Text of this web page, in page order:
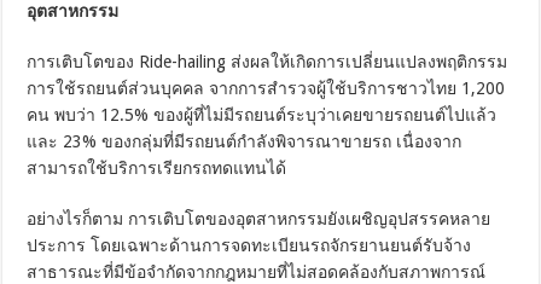
อุตสาหกรรม
การเติบโตของ Ride-hailing ส่งผลให้เกิดการเปลี่ยนแปลงพฤติกรรม
การใช้รถยนต์ส่วนบุคคล จากการสำรวจผู้ใช้บริการชาวไทย 1,200
คน พบว่า 12.5% ของผู้ที่ไม่มีรถยนต์ระบุว่าเคยขายรถยนต์ไปแล้ว
และ 23% ของกลุ่มที่มีรถยนต์กำลังพิจารณาขายรถ เนื่องจาก
สามารถใช้บริการเรียกรถทดแทนได้
อย่างไรก็ตาม การเติบโตของอุตสาหกรรมยังเผชิญอุปสรรคหลาย
ประการ โดยเฉพาะด้านการจดทะเบียนรถจักรยานยนต์รับจ้าง
สาธารณะที่มีข้อจำกัดจากกฎหมายที่ไม่สอดคล้องกับสภาพการณ์